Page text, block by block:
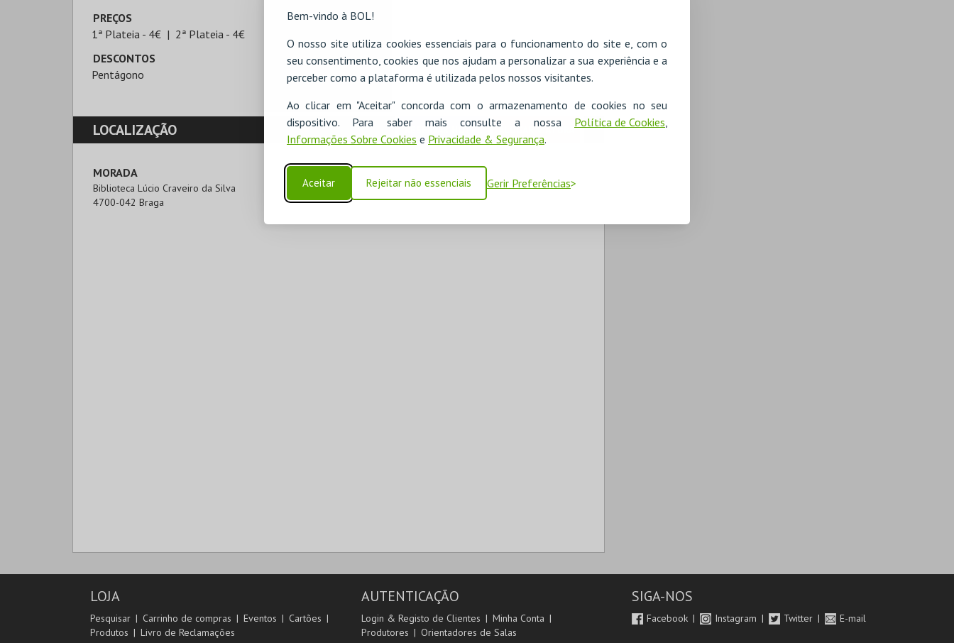
Bem-vindo à BOL!
O nosso site utiliza cookies essenciais para o funcionamento do site e, com o
seu consentimento, cookies que nos ajudam a personalizar a sua experiência e a
perceber como a plataforma é utilizada pelos nossos visitantes.
Ao clicar em "Aceitar" concorda com o armazenamento de cookies no seu
dispositivo. Para saber mais consulte a nossa Política de Cookies
Informações Sobre Cookies e Privacidade & Segurança.
Aceitar Rejeitar não essenciais Gerir Preferências
PREÇOS
1ª Plateia - 4€
2ª Plateia - 4€
DESCONTOS
Pentágono
LOCALIZAÇÃO RESERVAR HOTEL ALUGAR VIATURA
MORADA
Biblioteca Lúcio Craveiro da Silva
4700-042 Braga
LOJA
Pesquisar Carrinho de compras Eventos
Cartões
Produtos
Livro de Reclamações
AUTENTICAÇÃO
Login & Registo de Clientes
Minha Conta
Produtores
Orientadores de Salas
SIGA-NOS
Facebook Instagram Twitter E-mail